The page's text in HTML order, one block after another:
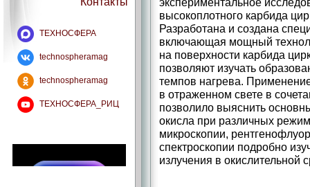
ТЕХНОСФЕРА
technospheramag
technospheramag
ТЕХНОСФЕРА_РИЦ
высокоплотного карбида
Разработана и создана
включающая мощный
на поверхности карбида
позволяют изучать
темпов нагрева.
в отраженном свете в
позволило выяснить
окисла при различных
микроскопии,
спектроскопии подробно
излучения в окислительной